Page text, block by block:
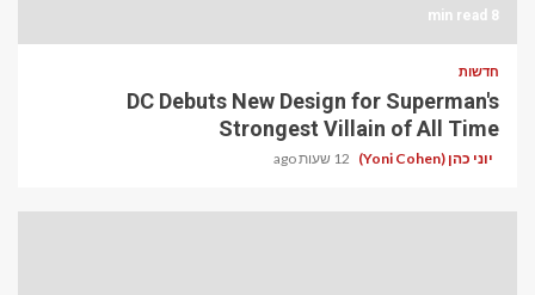
8 min read
חדשות
DC Debuts New Design for Superman's
Strongest Villain of All Time
יוני כהן (Yoni Cohen) 12 שעות ago